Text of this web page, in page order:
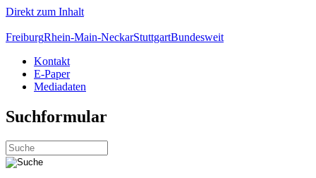
Direkt zum Inhalt
FreiburgRhein-Main-NeckarStuttgartBundesweit
Kontakt
E-Paper
Mediadaten
Suchformular